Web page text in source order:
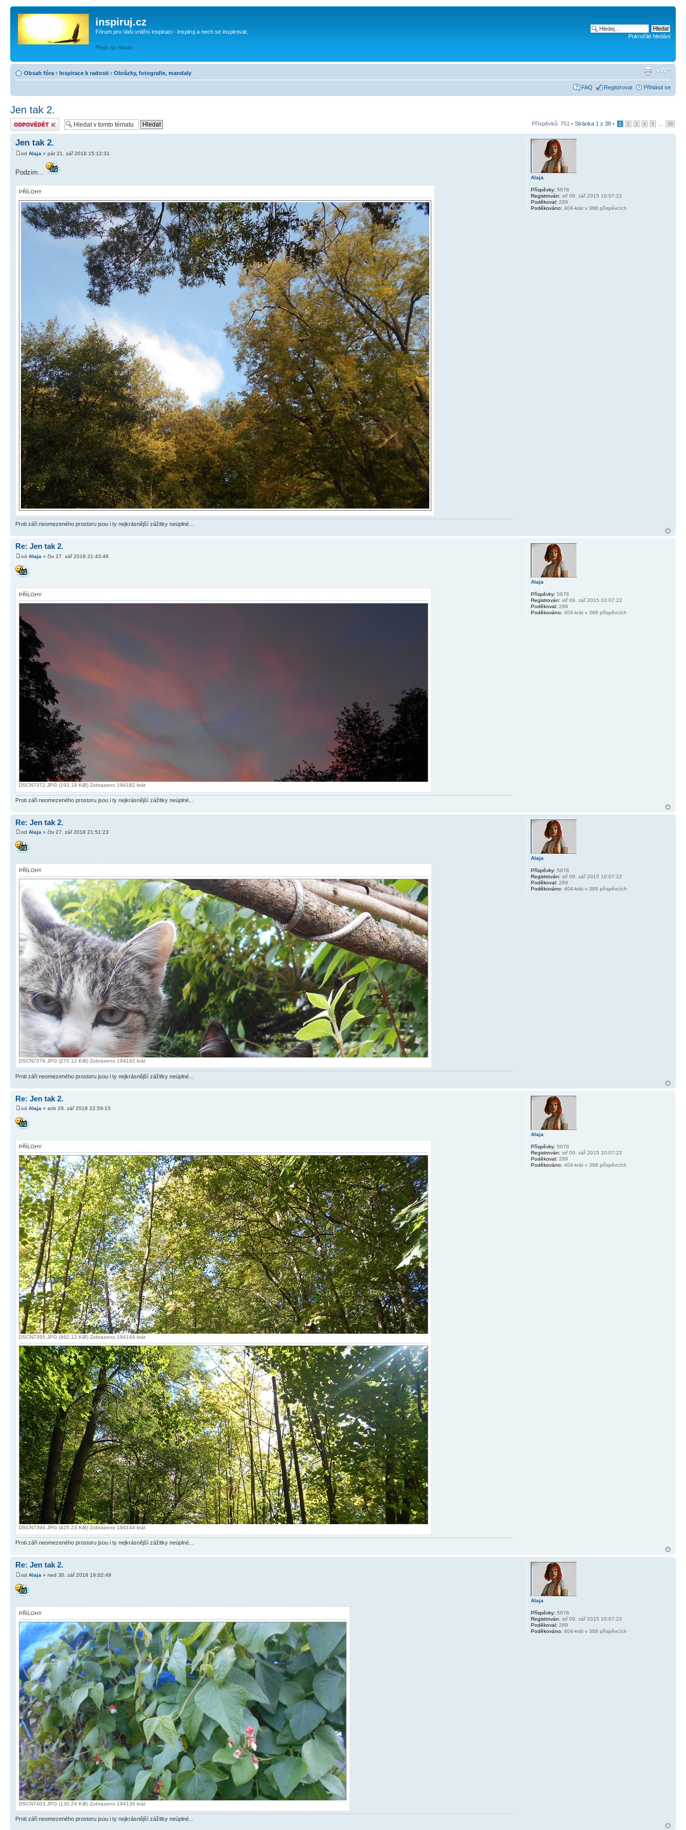
inspiruj.cz
Fórum pro Vaši vnitřní inspiraci - Inspiruj a nech se inspirovat.
Přejít na obsah
Pokročilé hledání
Obsah fóra ‹ Inspirace k radosti ‹ Obrázky, fotografie, mandaly
FAQ Registrovat Přihlásit se
Jen tak 2.
Odeslat odpověď Příspěvků: 751 • Stránka 1 z 38 • 1 2 3 4 5 38
Jen tak 2.
od Alaja » pát 21. zář 2018 15:12:31
Podzim...
PŘÍLOHY
Proti záři neomezeného prostoru jsou i ty nejkrásnější zážitky neúplné...
Alaja
Příspěvky: 5678
Registrován: stř 09. zář 2015 10:07:22
Poděkoval: 289
Poděkováno: 404-krát v 388 příspěvcích
Re: Jen tak 2.
od Alaja » čtv 27. zář 2018 21:43:46
PŘÍLOHY
DSCN7372.JPG (193.18 KiB) Zobrazeno 194182 krát
Proti záři neomezeného prostoru jsou i ty nejkrásnější zážitky neúplné...
Alaja
Příspěvky: 5678
Registrován: stř 09. zář 2015 10:07:22
Poděkoval: 289
Poděkováno: 404-krát v 388 příspěvcích
Re: Jen tak 2.
od Alaja » čtv 27. zář 2018 21:51:23
PŘÍLOHY
DSCN7379.JPG (270.12 KiB) Zobrazeno 194182 krát
Proti záři neomezeného prostoru jsou i ty nejkrásnější zážitky neúplné...
Alaja
Příspěvky: 5678
Registrován: stř 09. zář 2015 10:07:22
Poděkoval: 289
Poděkováno: 404-krát v 388 příspěvcích
Re: Jen tak 2.
od Alaja » sob 29. zář 2018 22:59:15
PŘÍLOHY
DSCN7395.JPG (462.12 KiB) Zobrazeno 194144 krát
DSCN7394.JPG (425.23 KiB) Zobrazeno 194144 krát
Proti záři neomezeného prostoru jsou i ty nejkrásnější zážitky neúplné...
Alaja
Příspěvky: 5678
Registrován: stř 09. zář 2015 10:07:22
Poděkoval: 289
Poděkováno: 404-krát v 388 příspěvcích
Re: Jen tak 2.
od Alaja » ned 30. zář 2018 19:02:49
PŘÍLOHY
DSCN7403.JPG (130.24 KiB) Zobrazeno 194136 krát
Proti záři neomezeného prostoru jsou i ty nejkrásnější zážitky neúplné...
Alaja
Příspěvky: 5678
Registrován: stř 09. zář 2015 10:07:22
Poděkoval: 289
Poděkováno: 404-krát v 388 příspěvcích